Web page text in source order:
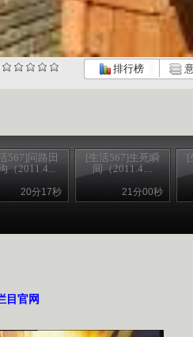
排行榜
567]问路田
（2011.4...
20分17秒
[生活567]生死瞬
间（2011.4....
21分00秒
[
目官网